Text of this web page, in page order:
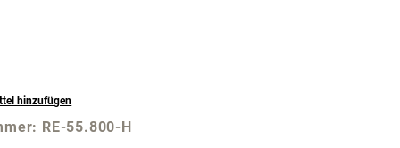
hinzufügen
RE-55.800-H